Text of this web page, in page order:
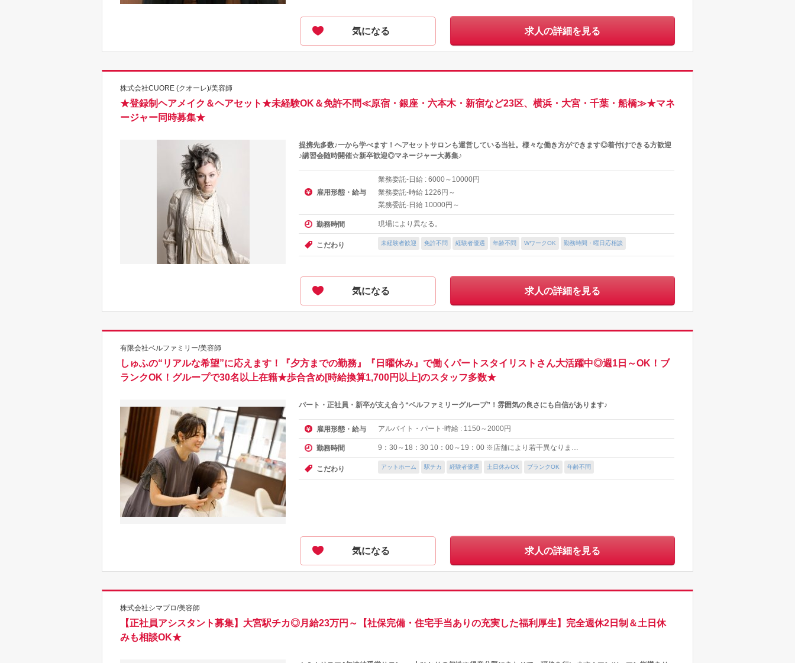
気になる 求人の詳細を見る
株式会社CUORE (クオーレ)/美容師
★登録制ヘアメイク＆ヘアセット★未経験OK＆免許不問≪原宿・銀座・六本木・新宿など23区、横浜・大宮・千葉・船橋≫★マネ
ージャー同時募集★
提携先多数♪一から学べます！ヘアセットサロンも運営している当社。様々な働き方ができます◎着付けできる方歓迎
♪講習会随時開催☆新卒歓迎◎マネージャー大募集♪
雇用形態・給与
業務委託-日給 : 6000～ 10000円
業務委託-時給 1226円～
業務委託-日給 10000円～
勤務時間 現場により異なる。
こだわり 未経験者歓迎 免許不問 経験者優遇 年齢不問 WワークOK 勤務時間・曜日応相談
気になる 求人の詳細を見る
有限会社ベルファミリー/美容師
しゅふの“リアルな希望”に応えます！『夕方までの勤務』『日曜休み』で働くパートスタイリストさん大活躍中◎週1日～OK！ブ
ランクOK！グループで30名以上在籍★歩合含め[時給換算1,700円以上]のスタッフ多数★
パート・正社員・新卒が支え合う“ベルファミリーグループ”！雰囲気の良さにも自信があります♪
雇用形態・給与 アルバイト・パート-時給 : 1150～2000円
勤務時間 9：30～18：30 10：00～19：00 ※店舗により若干異なりま…
こだわり アットホーム 駅チカ 経験者優遇 土日休みOK ブランクOK 年齢不問
気になる 求人の詳細を見る
株式会社シマプロ/美容師
【正社員アシスタント募集】大宮駅チカ◎月給23万円～【社保完備・住宅手当ありの充実した福利厚生】完全週休2日制＆土日休
みも相談OK★